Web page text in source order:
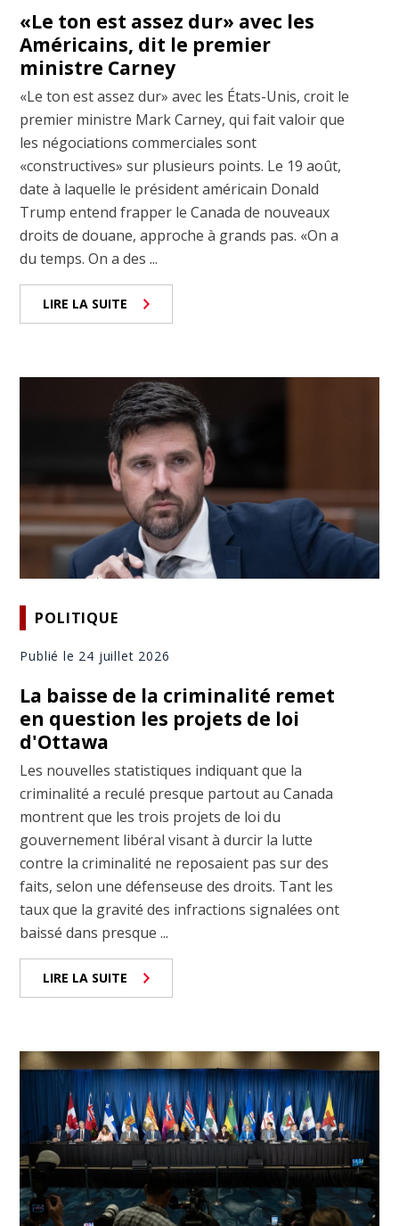
«Le ton est assez dur» avec les
Américains, dit le premier
ministre Carney
«Le ton est assez dur» avec les États-Unis, croit le
premier ministre Mark Carney, qui fait valoir que
les négociations commerciales sont
«constructives» sur plusieurs points. Le 19 août,
date à laquelle le président américain Donald
Trump entend frapper le Canada de nouveaux
droits de douane, approche à grands pas. «On a
du temps. On a des ...
LIRE LA SUITE
POLITIQUE
Publié le 24 juillet 2026
La baisse de la criminalité remet
en question les projets de loi
d'Ottawa
Les nouvelles statistiques indiquant que la
criminalité a reculé presque partout au Canada
montrent que les trois projets de loi du
gouvernement libéral visant à durcir la lutte
contre la criminalité ne reposaient pas sur des
faits, selon une défenseuse des droits. Tant les
taux que la gravité des infractions signalées ont
baissé dans presque ...
LIRE LA SUITE